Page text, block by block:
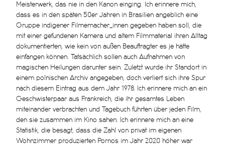
Meisterwerk, das nie in den Kanon einging. Ich erinnere mich,
dass es in den späten 50er Jahren in Brasilien angeblich eine
Gruppe indigener Filmemacher_innen gegeben haben soll, die
mit einer gefundenen Kamera und altem Filmmaterial ihren Alltag
dokumentierten, wie kein von außen Beauftragter es je hätte
einfangen können. Tatsächlich sollen auch Aufnahmen von
magischen Heilungen darunter sein. Zuletzt wurde ihr Standort in
einem polnischen Archiv angegeben, doch verliert sich ihre Spur
nach diesem Eintrag aus dem Jahr 1978. Ich erinnere mich an ein
Geschwisterpaar aus Frankreich, die ihr gesamtes Leben
miteinander verbrachten und Tagebuch führten über jeden Film,
den sie zusammen im Kino sahen. Ich erinnere mich an eine
Statistik, die besagt, dass die Zahl von privat im eigenen
Wohnzimmer produzierten Pornos im Jahr 2020 höher war